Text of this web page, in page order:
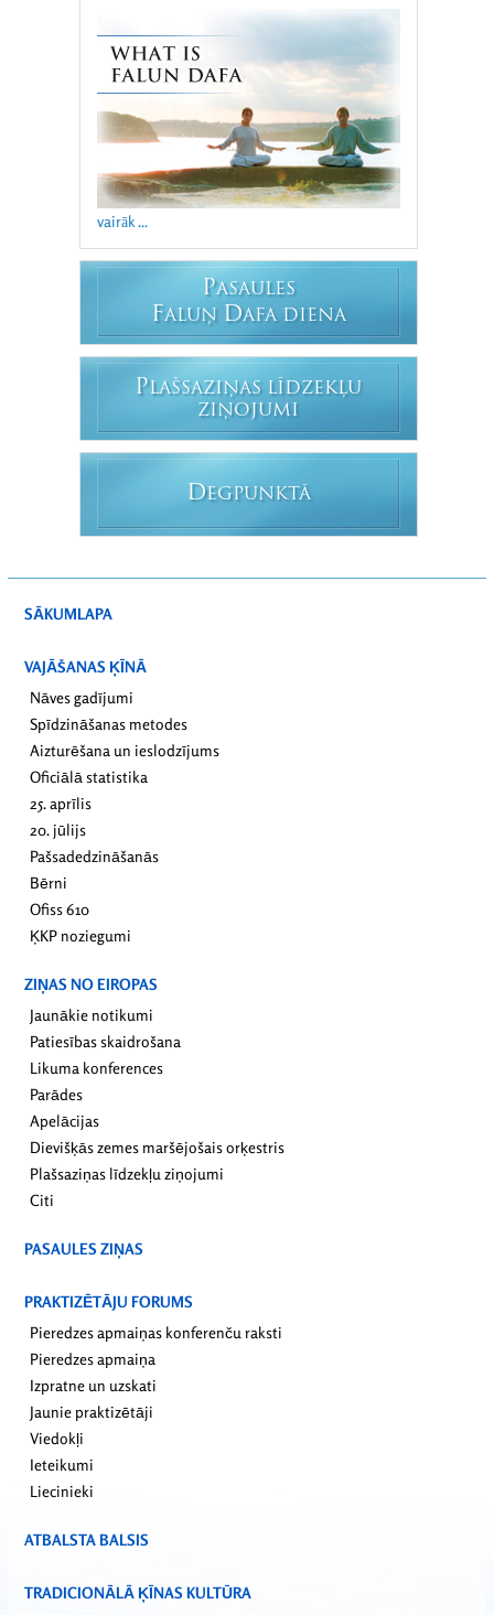
vairāk ...
PASAULES
FALUŅ DAFA DIENA
PLAŠSAZIŅAS LĪDZEKĻU
ZIŅOJUMI
DEGPUNKTĀ
SĀKUMLAPA
VAJĀŠANAS ĶĪNĀ
Nāves gadījumi
Spīdzināšanas metodes
Aizturēšana un ieslodzījums
Oficiālā statistika
25. aprīlis
20. jūlijs
Pašsadedzināšanās
Bērni
Ofiss 610
ĶKP noziegumi
ZIŅAS NO EIROPAS
Jaunākie notikumi
Patiesības skaidrošana
Likuma konferences
Parādes
Apelācijas
Dievišķās zemes maršējošais orķestris
Plašsaziņas līdzekļu ziņojumi
Citi
PASAULES ZIŅAS
PRAKTIZĒTĀJU FORUMS
Pieredzes apmaiņas konferenču raksti
Pieredzes apmaiņa
Izpratne un uzskati
Jaunie praktizētāji
Viedokļi
Ieteikumi
Liecinieki
ATBALSTA BALSIS
TRADICIONĀLĀ ĶĪNAS KULTŪRA